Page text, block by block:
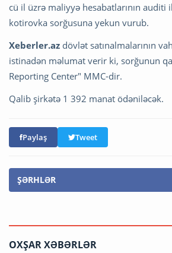
cü il üzrə maliyyə hesabatlarının auditi
kotirovka sorğusuna yekun vurub.
Xeberler.az dövlət satınalmalarının
istinadən məlumat verir ki, sorğunun
Reporting Center" MMC-dir.
Qalib şirkətə 1 392 manat ödəniləcək.
Paylaş Tweet
ŞƏRHLƏR
OXŞAR XƏBƏRLƏR